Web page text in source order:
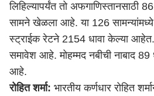
लिहिल्यापर्यंत तो अफगाणिस्तानसाठी
सामने खेळला आहे. या 126
स्ट्राईक रेटने 2154 धावा केल्या
समावेश आहे. मोहम्मद नबीची नाबाद 89
आहे.
रोहित शर्मा: भारतीय कर्णधार रोहित